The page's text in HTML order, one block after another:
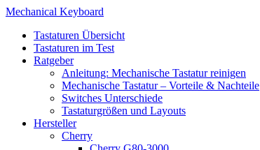
Mechanical Keyboard
Tastaturen Übersicht
Tastaturen im Test
Ratgeber
Anleitung: Mechanische Tastatur reinigen
Mechanische Tastatur – Vorteile & Nachteile
Switches Unterschiede
Tastaturgrößen und Layouts
Hersteller
Cherry